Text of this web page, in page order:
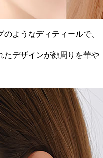
ようなディティールで、
たデザインが顔周りを華や